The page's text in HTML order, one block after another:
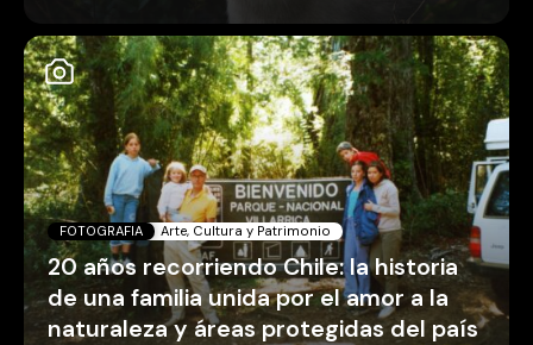
FOTOGRAFIA Arte, Cultura y Patrimonio
20 años recorriendo Chile: la historia
de una familia unida por el amor a la
naturaleza y áreas protegidas del país